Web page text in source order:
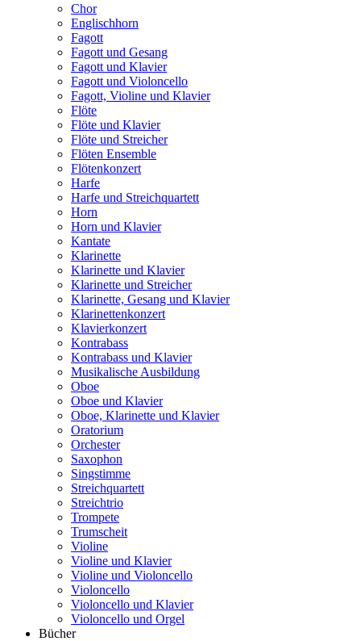
Chor
Englischhorn
Fagott
Fagott und Gesang
Fagott und Klavier
Fagott und Violoncello
Fagott, Violine und Klavier
Flöte
Flöte und Klavier
Flöte und Streicher
Flöten Ensemble
Flötenkonzert
Harfe
Harfe und Streichquartett
Horn
Horn und Klavier
Kantate
Klarinette
Klarinette und Klavier
Klarinette und Streicher
Klarinette, Gesang und Klavier
Klarinettenkonzert
Klavierkonzert
Kontrabass
Kontrabass und Klavier
Musikalische Ausbildung
Oboe
Oboe und Klavier
Oboe, Klarinette und Klavier
Oratorium
Orchester
Saxophon
Singstimme
Streichquartett
Streichtrio
Trompete
Trumscheit
Violine
Violine und Klavier
Violine und Violoncello
Violoncello
Violoncello und Klavier
Violoncello und Orgel
Bücher